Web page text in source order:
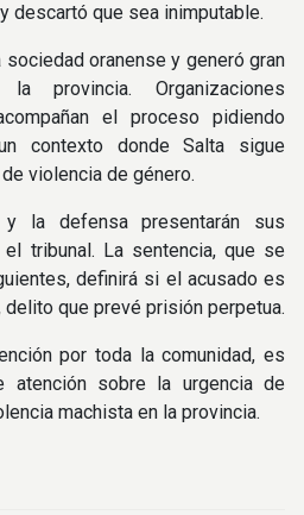
descartó que sea inimputable.
sociedad oranense y generó gran
provincia. Organizaciones
el proceso pidiendo
contexto donde Salta sigue
violencia de género.
la defensa presentarán sus
tribunal. La sentencia, que se
definirá si el acusado es
que prevé prisión perpetua.
por toda la comunidad, es
atención sobre la urgencia de
machista en la provincia.